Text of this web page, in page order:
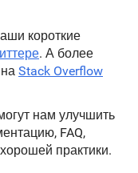
короткие
. А более
Stack Overflow
нам улучшить
FAQ,
практики.